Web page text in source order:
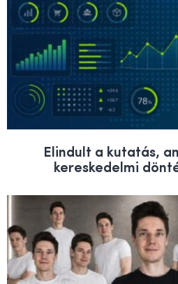
Elindult a kutatás,
kereskedelmi